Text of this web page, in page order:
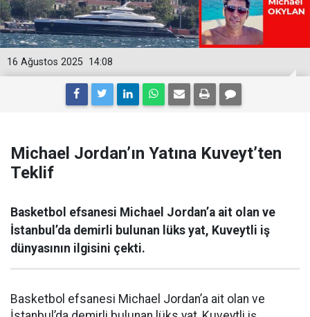
14:08
16 Ağustos 2025
Michael Jordan’ın Yatına Kuveyt’ten
Teklif
Basketbol efsanesi Michael Jordan’a ait olan ve
İstanbul’da demirli bulunan lüks yat, Kuveytli iş
dünyasının ilgisini çekti.
Basketbol efsanesi Michael Jordan’a ait olan ve